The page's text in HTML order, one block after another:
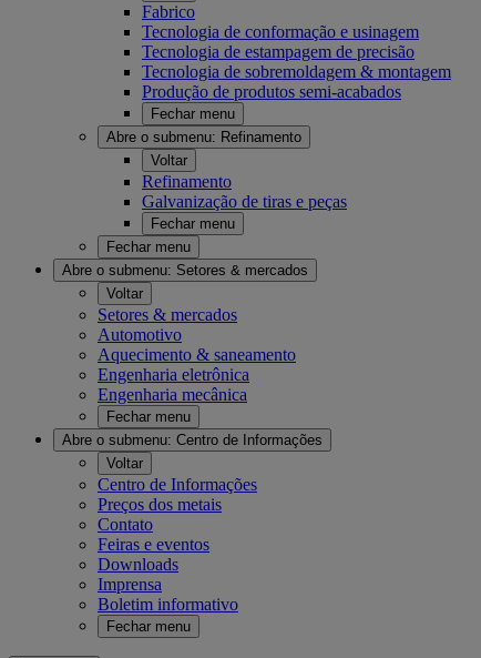
Fabrico
Tecnologia de conformação e usinagem
Tecnologia de estampagem de precisão
Tecnologia de sobremoldagem & montagem
Produção de produtos semi-acabados
Fechar menu
Abre o submenu: Refinamento
Voltar
Refinamento
Galvanização de tiras e peças
Fechar menu
Fechar menu
Abre o submenu: Setores & mercados
Voltar
Setores & mercados
Automotivo
Aquecimento & saneamento
Engenharia eletrônica
Engenharia mecânica
Fechar menu
Abre o submenu: Centro de Informações
Voltar
Centro de Informações
Preços dos metais
Contato
Feiras e eventos
Downloads
Imprensa
Boletim informativo
Fechar menu